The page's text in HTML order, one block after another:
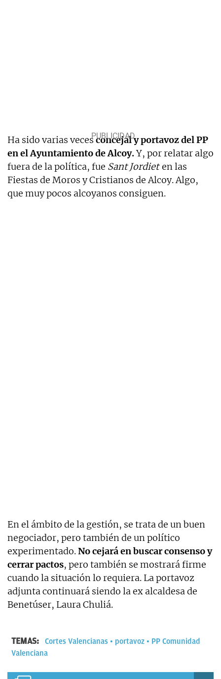
Ha sido varias vecesconcejal y portavoz del PP
en el Ayuntamiento de Alcoy.Y, por relatar algo
fuera de la política, fue Sant Jordieten las
Fiestas de Moros y Cristianos de Alcoy. Algo,
que muy pocos alcoyanos consiguen.
En el ámbito de la gestión, se trata de un buen
negociador, pero también de un político
experimentado.No cejará en buscar consenso y
cerrar pactos, pero también se mostrará firme
cuando la situación lo requiera. La portavoz
adjunta continuará siendo la ex alcaldesa de
Benetúser, Laura Chuliá.
TEMAS: Cortes Valencianas portavoz
PP Comunidad
Valenciana